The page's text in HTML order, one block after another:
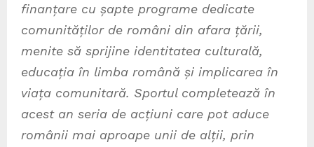
finanțare cu șapte programe dedicate
comunităților de români din afara țării,
menite să sprijine identitatea culturală,
educația în limba română și implicarea în
viața comunitară. Sportul completează în
acest an seria de acțiuni care pot aduce
românii mai aproape unii de alții, prin